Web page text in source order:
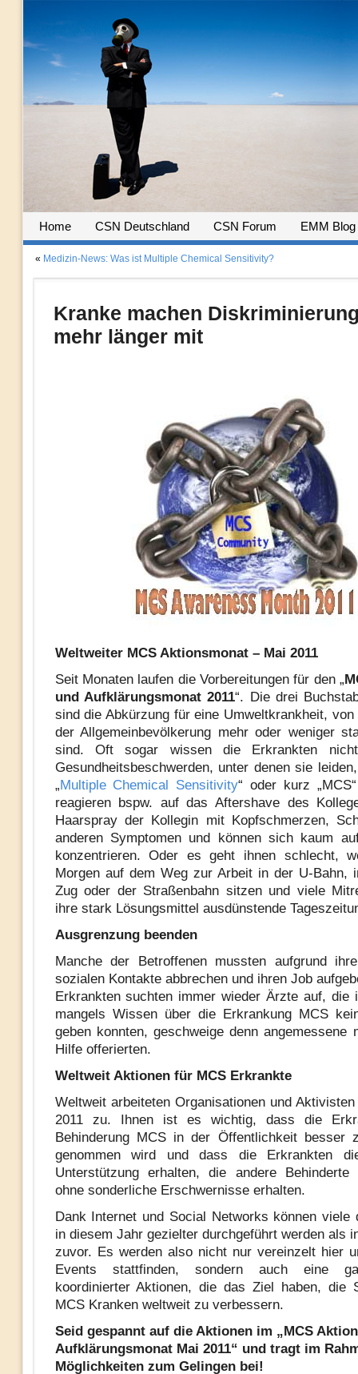
Home CSN Deutschland CSN Forum EMM Blog
« Medizin-News: Was ist Multiple Chemical Sensitivity?
Kranke machen
mehr länger mit
Weltweiter MCS Aktionsmonat – Mai 2011
Seit Monaten laufen die Vorbereitungen für den „
und Aufklärungsmonat 2011“. Die drei
sind die Abkürzung für eine Umweltkrankheit,
der Allgemeinbevölkerung mehr oder weniger
sind. Oft sogar wissen die Erkrankten
Gesundheitsbeschwerden, unter denen sie
„Multiple Chemical Sensitivity“ oder kurz
reagieren bspw. auf das Aftershave des
Haarspray der Kollegin mit Kopfschmerzen,
anderen Symptomen und können sich kaum
konzentrieren. Oder es geht ihnen schlecht,
Morgen auf dem Weg zur Arbeit in der U-Bahn,
Zug oder der Straßenbahn sitzen und viele
ihre stark Lösungsmittel ausdünstende
Ausgrenzung beenden
Manche der Betroffenen mussten aufgrund
sozialen Kontakte abbrechen und ihren Job
Erkrankten suchten immer wieder Ärzte auf, die
mangels Wissen über die Erkrankung MCS
geben konnten, geschweige denn angemessene
Hilfe offerierten.
Weltweit Aktionen für MCS Erkrankte
Weltweit arbeiteten Organisationen und
2011 zu. Ihnen ist es wichtig, dass die
Behinderung MCS in der Öffentlichkeit besser
genommen wird und dass die Erkrankten
Unterstützung erhalten, die andere Behinderte
ohne sonderliche Erschwernisse erhalten.
Dank Internet und Social Networks können viele
in diesem Jahr gezielter durchgeführt werden als
zuvor. Es werden also nicht nur vereinzelt hier
Events stattfinden, sondern auch eine
koordinierter Aktionen, die das Ziel haben, die
MCS Kranken weltweit zu verbessern.
Seid gespannt auf die Aktionen im „MCS
Aufklärungsmonat Mai 2011“ und tragt im
Möglichkeiten zum Gelingen bei!